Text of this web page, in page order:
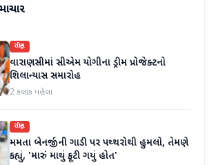
રાષ્ટ્રીય
વારાણસીમાં સીએમ યોગીના ડ્રીમ પ્રોજેક્ટનો
શિલાન્યાસ સમારોહ
2 કલાક પહેલા
રાષ્ટ્રીય
મમતા બેનર્જીની ગાડી પર પથ્થરોથી હુમલો, તેમણે
કહ્યું, 'મારું માથું ફૂટી ગયું હોત'